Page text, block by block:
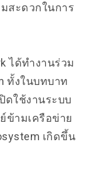
สะดวกในการ
ได้ทำงานร่วม
ทั้งในบทบาท
ดใช้งานระบบ
ข้ามเครือข่าย
เกิดขึ้น